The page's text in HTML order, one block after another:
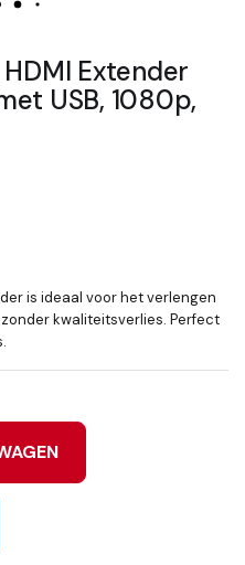
Extender
USB, 1080p,
is ideaal voor het verlengen
kwaliteitsverlies. Perfect